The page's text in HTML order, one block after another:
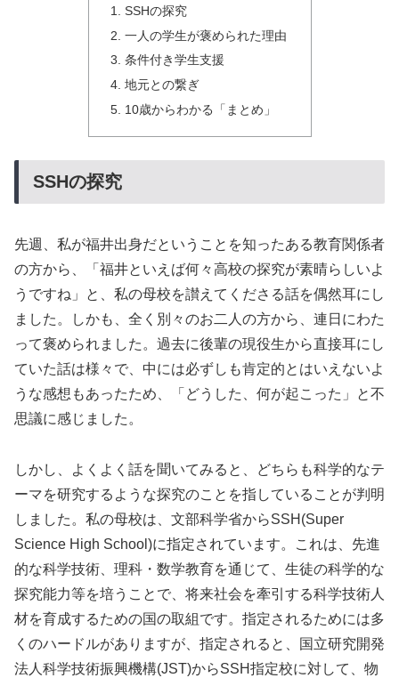
SSHの探究
一人の学生が褒められた理由
条件付き学生支援
地元との繋ぎ
10歳からわかる「まとめ」
SSHの探究
先週、私が福井出身だということを知ったある教育関係者
の方から、「福井といえば何々高校の探究が素晴らしいよ
うですね」と、私の母校を讃えてくださる話を偶然耳にし
ました。しかも、全く別々のお二人の方から、連日にわた
って褒められました。過去に後輩の現役生から直接耳にし
ていた話は様々で、中には必ずしも肯定的とはいえないよ
うな感想もあったため、「どうした、何が起こった」と不
思議に感じました。
しかし、よくよく話を聞いてみると、どちらも科学的なテ
ーマを研究するような探究のことを指していることが判明
しました。私の母校は、文部科学省からSSH(Super
Science High School)に指定されています。これは、先進
的な科学技術、理科・数学教育を通じて、生徒の科学的な
探究能力等を培うことで、将来社会を牽引する科学技術人
材を育成するための国の取組です。指定されるためには多
くのハードルがありますが、指定されると、国立研究開発
法人科学技術振興機構(JST)からSSH指定校に対して、物